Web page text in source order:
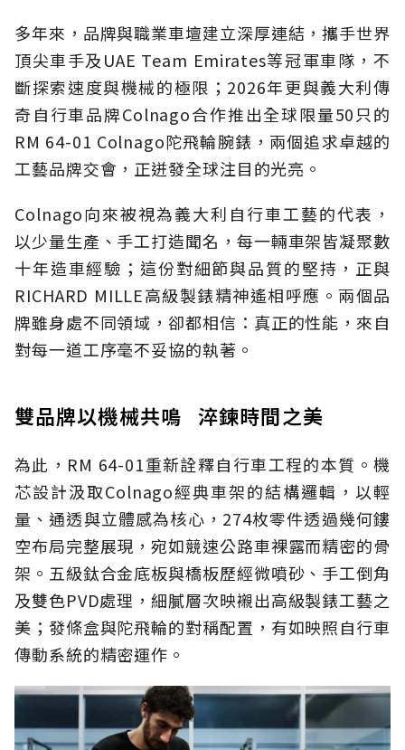
多年來，品牌與職業車壇建立深厚連結，攜手世界
頂尖車手及UAE Team Emirates等冠軍車隊，不
斷探索速度與機械的極限；2026年更與義大利傳
奇自行車品牌Colnago合作推出全球限量50只的
RM 64-01 Colnago陀飛輪腕錶，兩個追求卓越的
工藝品牌交會，正迸發全球注目的光亮。
Colnago向來被視為義大利自行車工藝的代表，
以少量生產、手工打造聞名，每一輛車架皆凝聚數
十年造車經驗；這份對細節與品質的堅持，正與
RICHARD MILLE高級製錶精神遙相呼應。兩個品
牌雖身處不同領域，卻都相信：真正的性能，來自
對每一道工序毫不妥協的執著。
雙品牌以機械共鳴 淬鍊時間之美
為此，RM 64-01重新詮釋自行車工程的本質。機
芯設計汲取Colnago經典車架的結構邏輯，以輕
量、通透與立體感為核心，274枚零件透過幾何鏤
空布局完整展現，宛如競速公路車裸露而精密的骨
架。五級鈦合金底板與橋板歷經微噴砂、手工倒角
及雙色PVD處理，細膩層次映襯出高級製錶工藝之
美；發條盒與陀飛輪的對稱配置，有如映照自行車
傳動系統的精密運作。